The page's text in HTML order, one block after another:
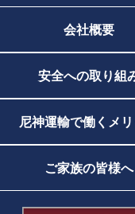
会社概要
安全への取り組
尼神運輸で働くメリ
ご家族の皆様へ